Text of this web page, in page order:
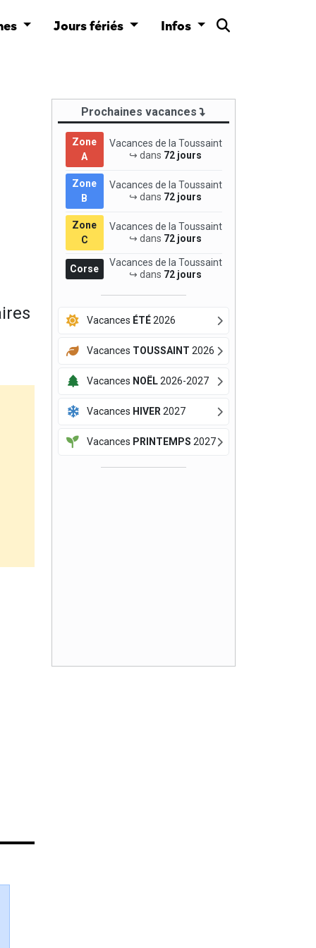
Jours fériés Infos
Prochaines vacances
Zone
A
Vacances de la Toussaint
↪ dans 72 jours
Zone
B
Vacances de la Toussaint
↪ dans 72 jours
Zone
C
Vacances de la Toussaint
↪ dans 72 jours
Corse
Vacances de la Toussaint
↪ dans 72 jours
Vacances ÉTÉ2026
Vacances TOUSSAINT 2026
Vacances NOËL2026-2027
Vacances HIVER 2027
Vacances PRINTEMPS 2027